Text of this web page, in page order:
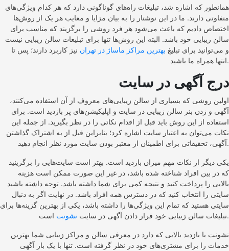
همانطور که اشاره شد، تبلیغات راه‌های گوناگونی دارد که هر کدام ویژگی‌های
متفاوتی دارند. ما در این نوشتار را به بیان مزایا و معایب هر یک از روش‌ها
اختصاص دادیم که باعث می‌شود هر فرد روشی را برگزیند که مناسب برای
سالن زیبایی خود باشد. البته این روش‌ها تنها برای تبلیغات سالن زیبایی نیست
و می‌توانید برای تبلیغ بهترین مراکز ماساژ در تهران نیز کاربرد دارند؛ پس تا
انتها همراه ما باشید.
درج آگهی در سایت
اولین روشی که بسیاری از سالن زیبایی‌های معروف از آن استفاده می‌کنند،
آگهی و زدن بنر سالن زیبایی در سایت و اپلیکیشن‌های پر بازدید است. برای
استفاده از این روش باید قبل از اقدام نکاتی را در نظر بگیرید. از جمله این
نکات می‌توان به اعتبار سایت اشاره کرد؛ بنابراین قبل از به اشتراک گذاشتن
آگهی، تحقیقاتی برای اطمینان از معتبر بودن سایت مورد نظر انجام دهید.
یکی دیگر از نکات مهم میزان بازدید است. بهتر است سایت‌هایی را برگزینید
که در بین افراد شناخته شده باشد، در غیر این صورت ممکن است هزینه
بالایی را پرداخت کنید و نتیجه کمی برای شما داشته باشد. توجه داشته باشید
سایتی را انتخاب کنید که در دسترس همه افراد باشد. در نهایت اگر به دنبال
سایتی هستید که تمام این ویژگی‌ها را داشته باشد، یکی از بهترین گزینه‌ها برای
تبلیغات سالن زیبایی خود قرار دادن آگهی در سایت نشونت است.
نشونت با بازدید بالایی که دارد در معرفی سالن و مراکز زیبایی شما بهترین
خدمات را برای مشتری‌های خود در نظر گرفته است. تنها با یک بار آگهی